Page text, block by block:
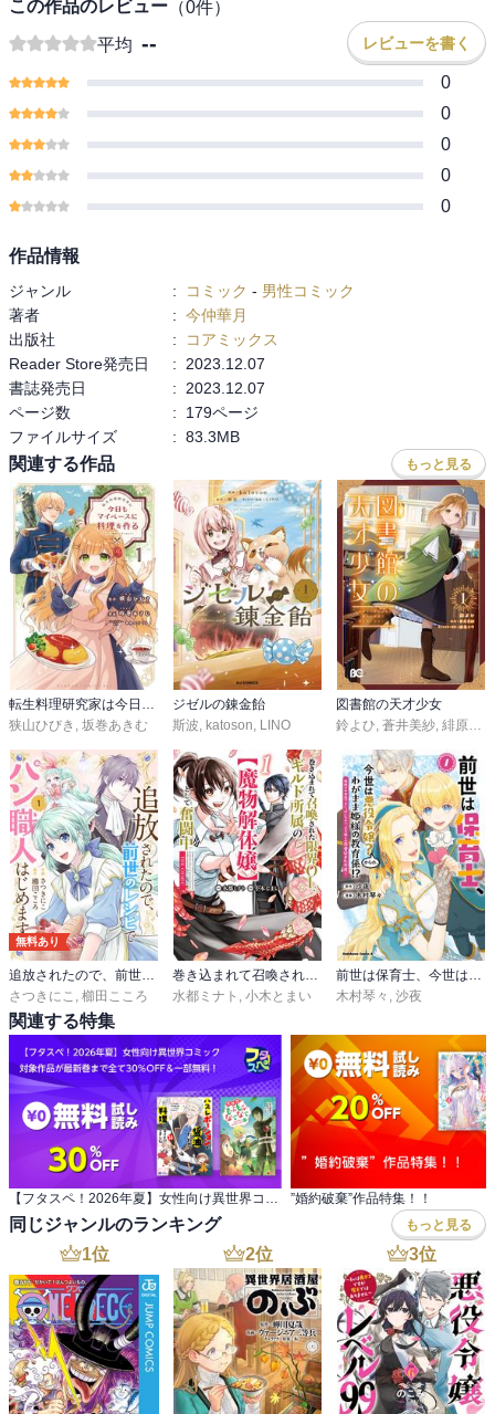
この作品のレビュー （0件）
平均 -- レビューを書く
0
0
0
0
0
作品情報
ジャンル : コミック - 男性コミック
著者
: 今仲華月
出版社
:
コアミックス
Reader Store発売日
:
2023.12.07
書誌発売日
:
2023.12.07
ページ数
:
179ページ
ファイルサイズ
: 83.3MB
関連する作品 もっと見る
転生料理研究家は今日もマイペースに料理を作る～あなたに興味はございません～
狭山ひびき , 坂巻あきむ
ジゼルの錬金飴
斯波, katoson, LINO
図書館の天才少女
鈴よひ, 蒼井美紗, 緋原ヨウ
無料あり
さつきにこ
櫛田こころ
水都ミナト
小木とまい
木村琴々
沙夜
関連する特集
”婚約破棄”作品特集！！
同じジャンルのランキング もっと見る
1位 2位 3位